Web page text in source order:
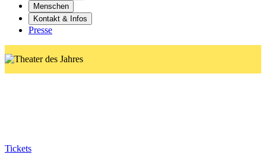
Menschen
Kontakt & Infos
Presse
Tickets